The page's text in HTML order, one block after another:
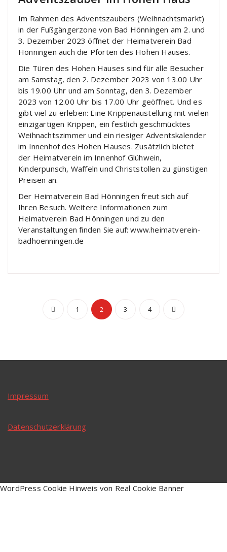
Im Rahmen des Adventszaubers (Weihnachtsmarkt)
in der Fußgängerzone von Bad Hönningen am 2. und
3. Dezember 2023 öffnet der Heimatverein Bad
Hönningen auch die Pforten des Hohen Hauses.
Die Türen des Hohen Hauses sind für alle Besucher
am Samstag, den 2. Dezember 2023 von 13.00 Uhr
bis 19.00 Uhr und am Sonntag, den 3. Dezember
2023 von 12.00 Uhr bis 17.00 Uhr geöffnet. Und es
gibt viel zu erleben: Eine Krippenaustellung mit vielen
einzigartigen Krippen, ein festlich geschmücktes
Weihnachtszimmer und ein riesiger Adventskalender
im Innenhof des Hohen Hauses. Zusätzlich bietet
der Heimatverein im Innenhof Glühwein,
Kinderpunsch, Waffeln und Christstollen zu günstigen
Preisen an.
Der Heimatverein Bad Hönningen freut sich auf
Ihren Besuch. Weitere Informationen zum
Heimatverein Bad Hönningen und zu den
Veranstaltungen finden Sie auf: www.heimatverein-
badhoenningen.de
Beitragsnavigation
1 2 3 4
Impressum
Datenschutzerklärung
WordPress Cookie Hinweis von Real Cookie Banner